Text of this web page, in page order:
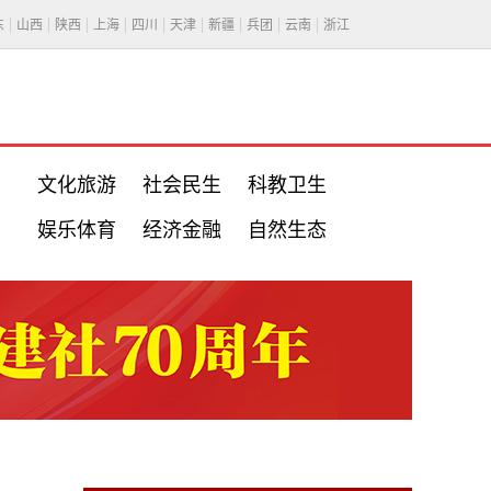
山西 陕西 上海 四川 天津 新疆 兵团 云南 浙江
文化旅游 社会民生 科教卫生
娱乐体育 经济金融 自然生态